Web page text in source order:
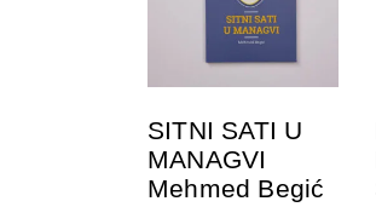
KORPU
SITNI SATI U
MANAGVI
Mehmed Begić